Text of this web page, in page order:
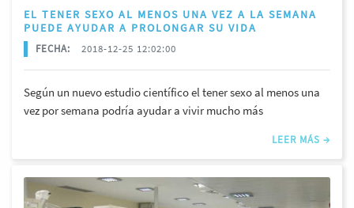
EL TENER SEXO AL MENOS UNA VEZ A LA SEMANA
PUEDE AYUDAR A PROLONGAR SU VIDA
FECHA: 2018-12-25 12:02:00
Según un nuevo estudio científico el tener sexo al menos una
vez por semana podría ayudar a vivir mucho más
LEER MÁS →